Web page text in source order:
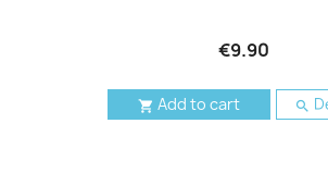
€9.90
 Add to cart 